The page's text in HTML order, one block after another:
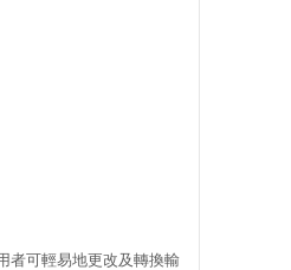
者可輕易地更改及轉換輸